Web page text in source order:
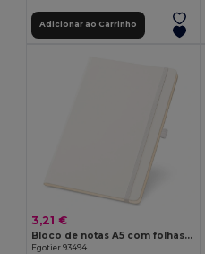
Adicionar ao Carrinho
3,21 €
Bloco de notas A5 com folhas pautadas em cor marfim
Egotier 93494